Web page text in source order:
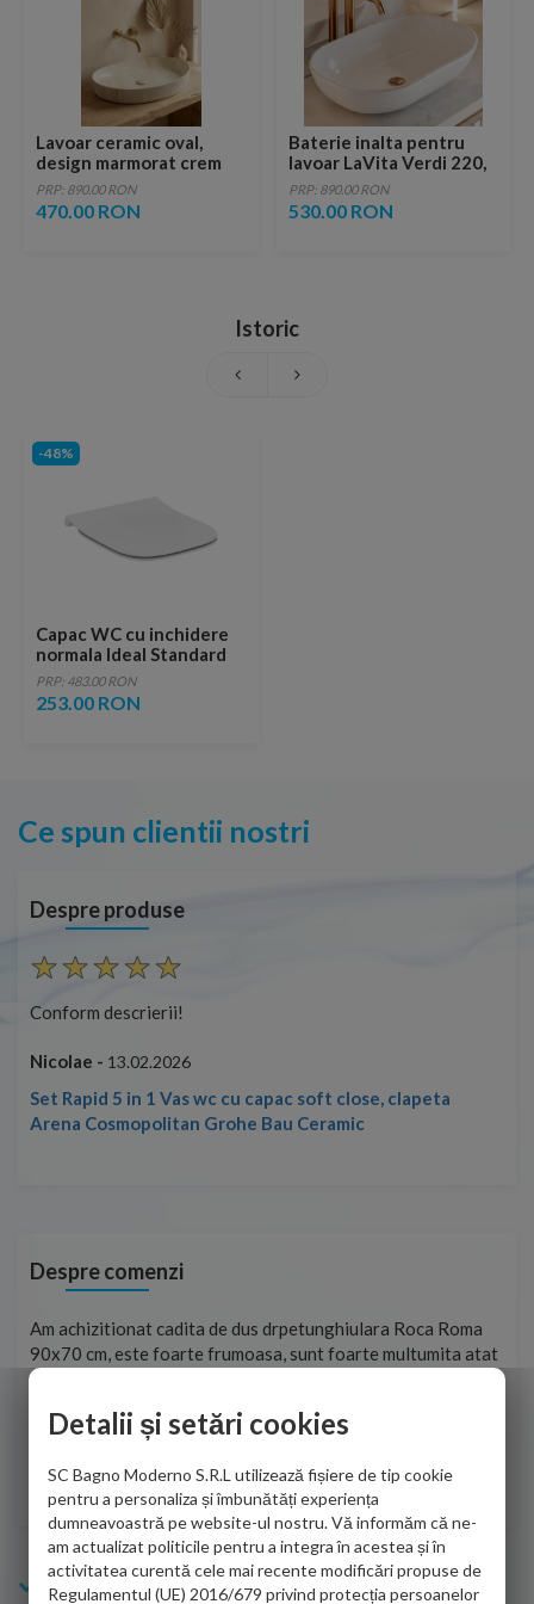
Lavoar ceramic oval,
design marmorat crem
lucios cu vene aurii,
ventil inclus
PRP: 890.00 RON
470.00 RON
Baterie inalta pentru
lavoar LaVita Verdi 220,
fara ventil, brushed
copper
PRP: 890.00 RON
530.00 RON
Istoric
-48%
Capac WC cu inchidere
normala Ideal Standard
i.life S slim alb lucios
PRP: 483.00 RON
253.00 RON
Ce spun clientii nostri
Despre produse
Conform descrierii!
Nicolae - 13.02.2026
Set Rapid 5 in 1 Vas wc cu capac soft close, clapeta
Arena Cosmopolitan Grohe Bau Ceramic
Despre comenzi
Am achizitionat cadita de dus drpetunghiulara Roca Roma
90x70 cm, este foarte frumoasa, sunt foarte multumita atat
de personalul firmei dvs. cu care am colaborat in obtinerea
adus coletul in siguranta.Numai bine, va doresc!
Sofrone Viviana -28.07.2026
Info Bagno
Detalii și setări cookies
SC Bagno Moderno S.R.L utilizează fișiere de tip cookie
pentru a personaliza și îmbunătăți experiența
dumneavoastră pe website-ul nostru. Vă informăm că ne-
am actualizat politicile pentru a integra în acestea și în
activitatea curentă cele mai recente modificări propuse de
Regulamentul (UE) 2016/679 privind protecția persoanelor